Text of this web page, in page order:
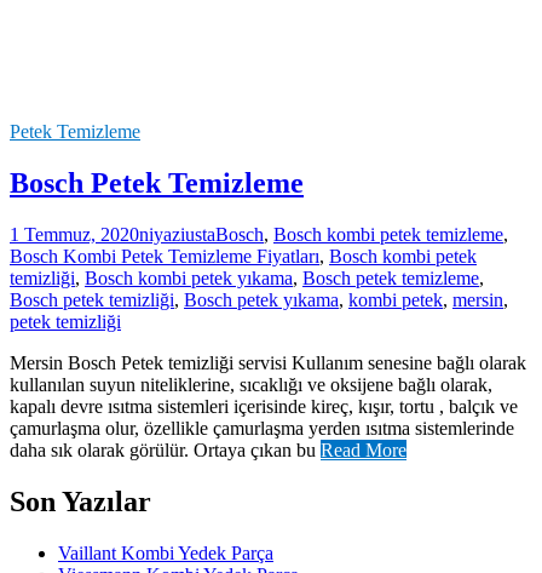
Petek Temizleme
Bosch Petek Temizleme
1 Temmuz, 2020niyaziustaBosch, Bosch kombi petek temizleme,
Bosch Kombi Petek Temizleme Fiyatları, Bosch kombi petek
temizliği, Bosch kombi petek yıkama, Bosch petek temizleme,
Bosch petek temizliği, Bosch petek yıkama, kombi petek, mersin,
petek temizliği
Mersin Bosch Petek temizliği servisi Kullanım senesine bağlı olarak
kullanılan suyun niteliklerine, sıcaklığı ve oksijene bağlı olarak,
kapalı devre ısıtma sistemleri içerisinde kireç, kışır, tortu , balçık ve
çamurlaşma olur, özellikle çamurlaşma yerden ısıtma sistemlerinde
daha sık olarak görülür. Ortaya çıkan bu Read More
Son Yazılar
Vaillant Kombi Yedek Parça